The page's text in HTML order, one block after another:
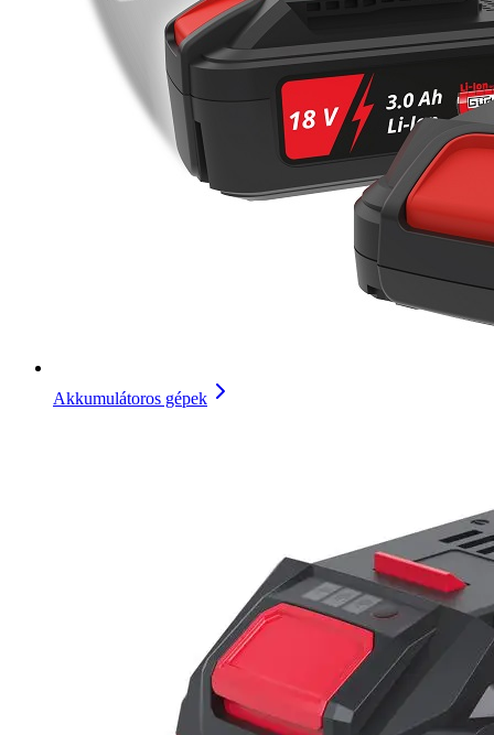
Akkumulátoros gépek